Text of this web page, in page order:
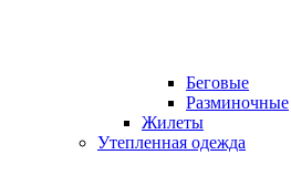
Беговые
Разминочные
Жилеты
Утепленная одежда